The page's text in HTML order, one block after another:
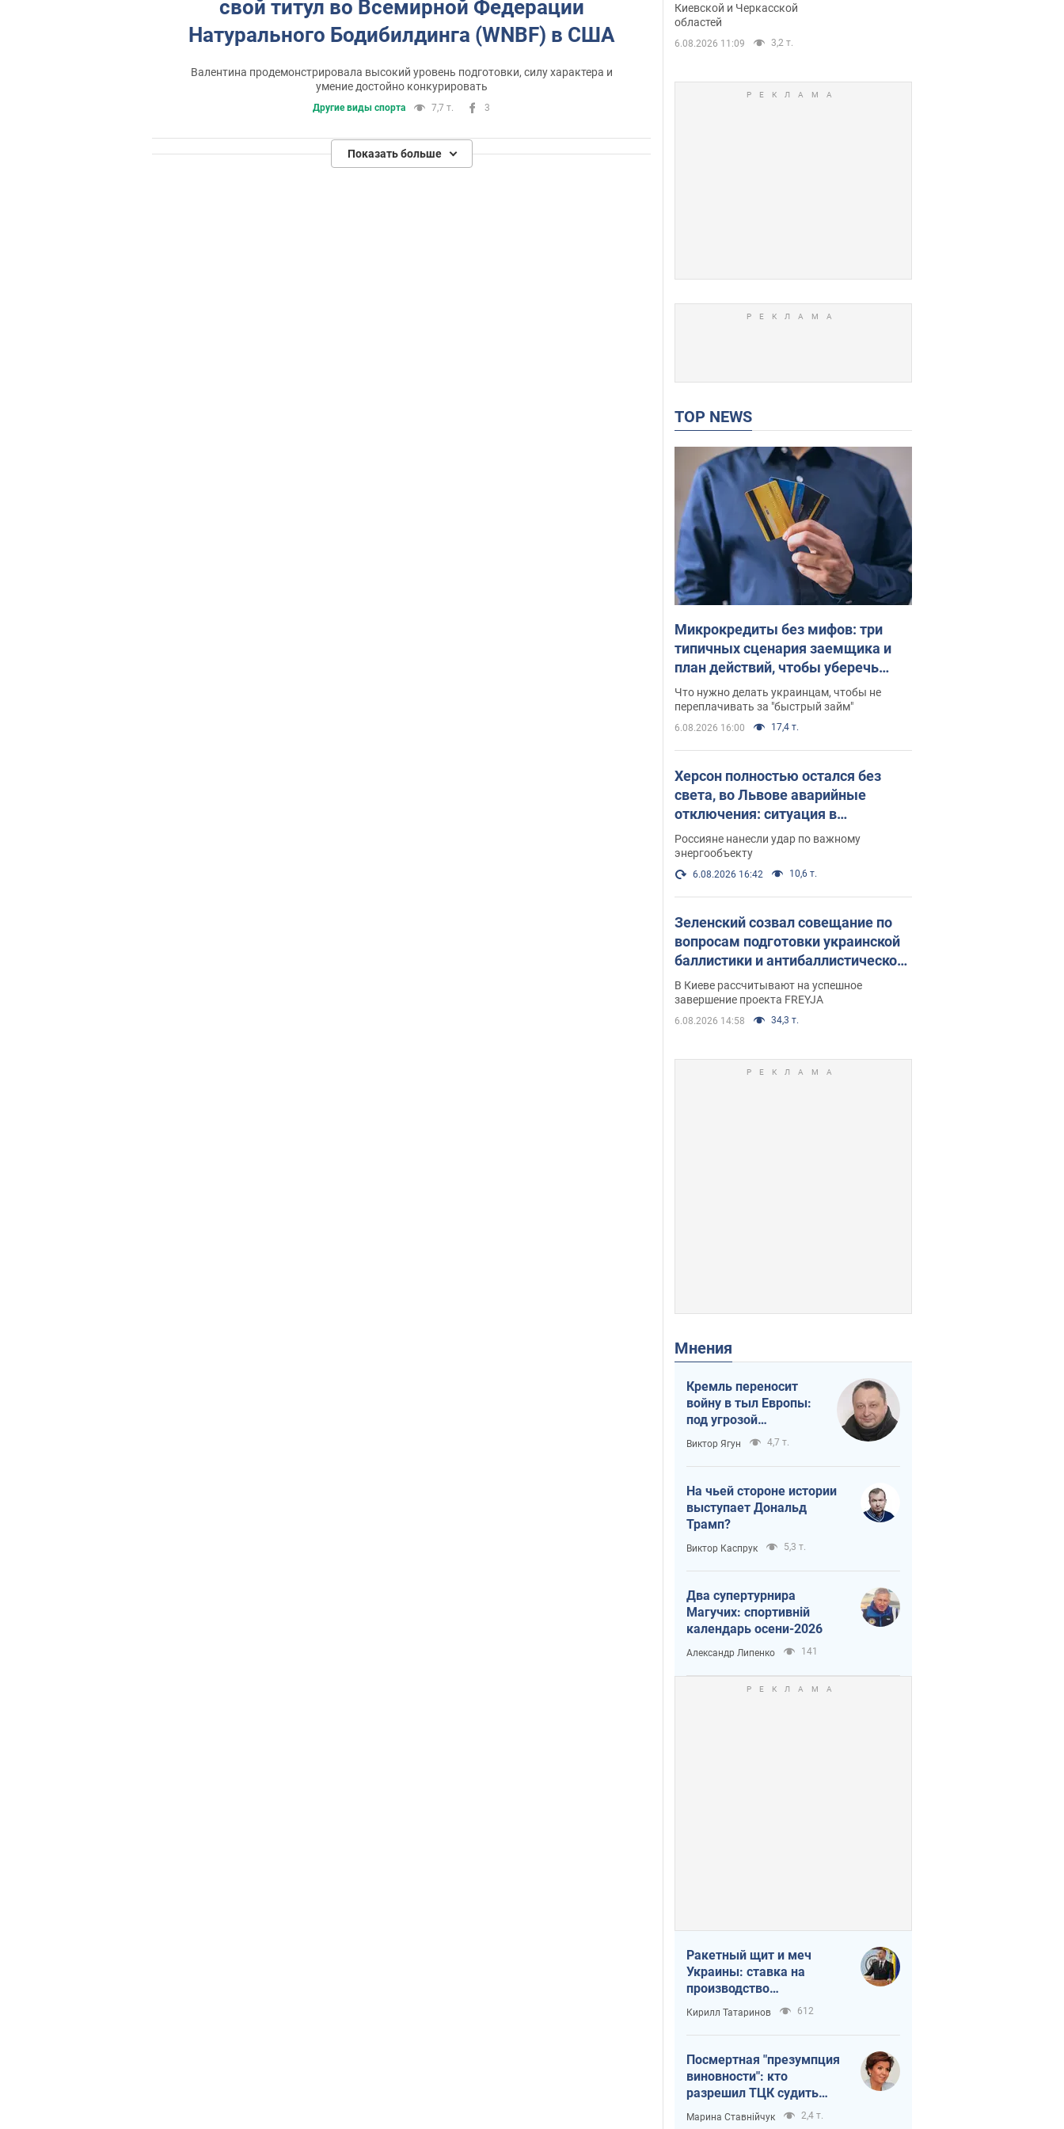
свой титул во Всемирной Федерации
Натурального Бодибилдинга (WNBF) в США
Валентина продемонстрировала высокий уровень подготовки, силу характера и
умение достойно конкурировать
Другие виды спорта 7,7 т. 3
Показать больше
Киевской и Черкасской
областей
6.08.2026 11:09 3,2 т.
TOP NEWS
Микрокредиты без мифов: три
типичных сценария заемщика и
план действий, чтобы уберечь
свои деньги
Что нужно делать украинцам, чтобы не
переплачивать за "быстрый займ"
6.08.2026 16:00 17,4 т.
Херсон полностью остался без
света, во Львове аварийные
отключения: ситуация в
энергосистеме 6 августа
Россияне нанесли удар по важному
энергообъекту
6.08.2026 16:42 10,6 т.
Зеленский созвал совещание по
вопросам подготовки украинской
баллистики и антибаллистической
программы FREYJA: какие
решения готовятся
В Киеве рассчитывают на успешное
завершение проекта FREYJA
6.08.2026 14:58 34,3 т.
Мнения
Кремль переносит
войну в тыл Европы:
под угрозой
критическая
логистика
Виктор Ягун 4,7 т.
На чьей стороне истории
выступает Дональд
Трамп?
Виктор Каспрук 5,3 т.
Два супертурнира
Магучих: спортивній
календарь осени-2026
Александр Липенко 141
Ракетный щит и меч
Украины: ставка на
производство
собственных ракет
Кирилл Татаринов 612
Посмертная "презумпция
виновности": кто
разрешил ТЦК судить
погибших защитников
Марина Ставнійчук 2,4 т.